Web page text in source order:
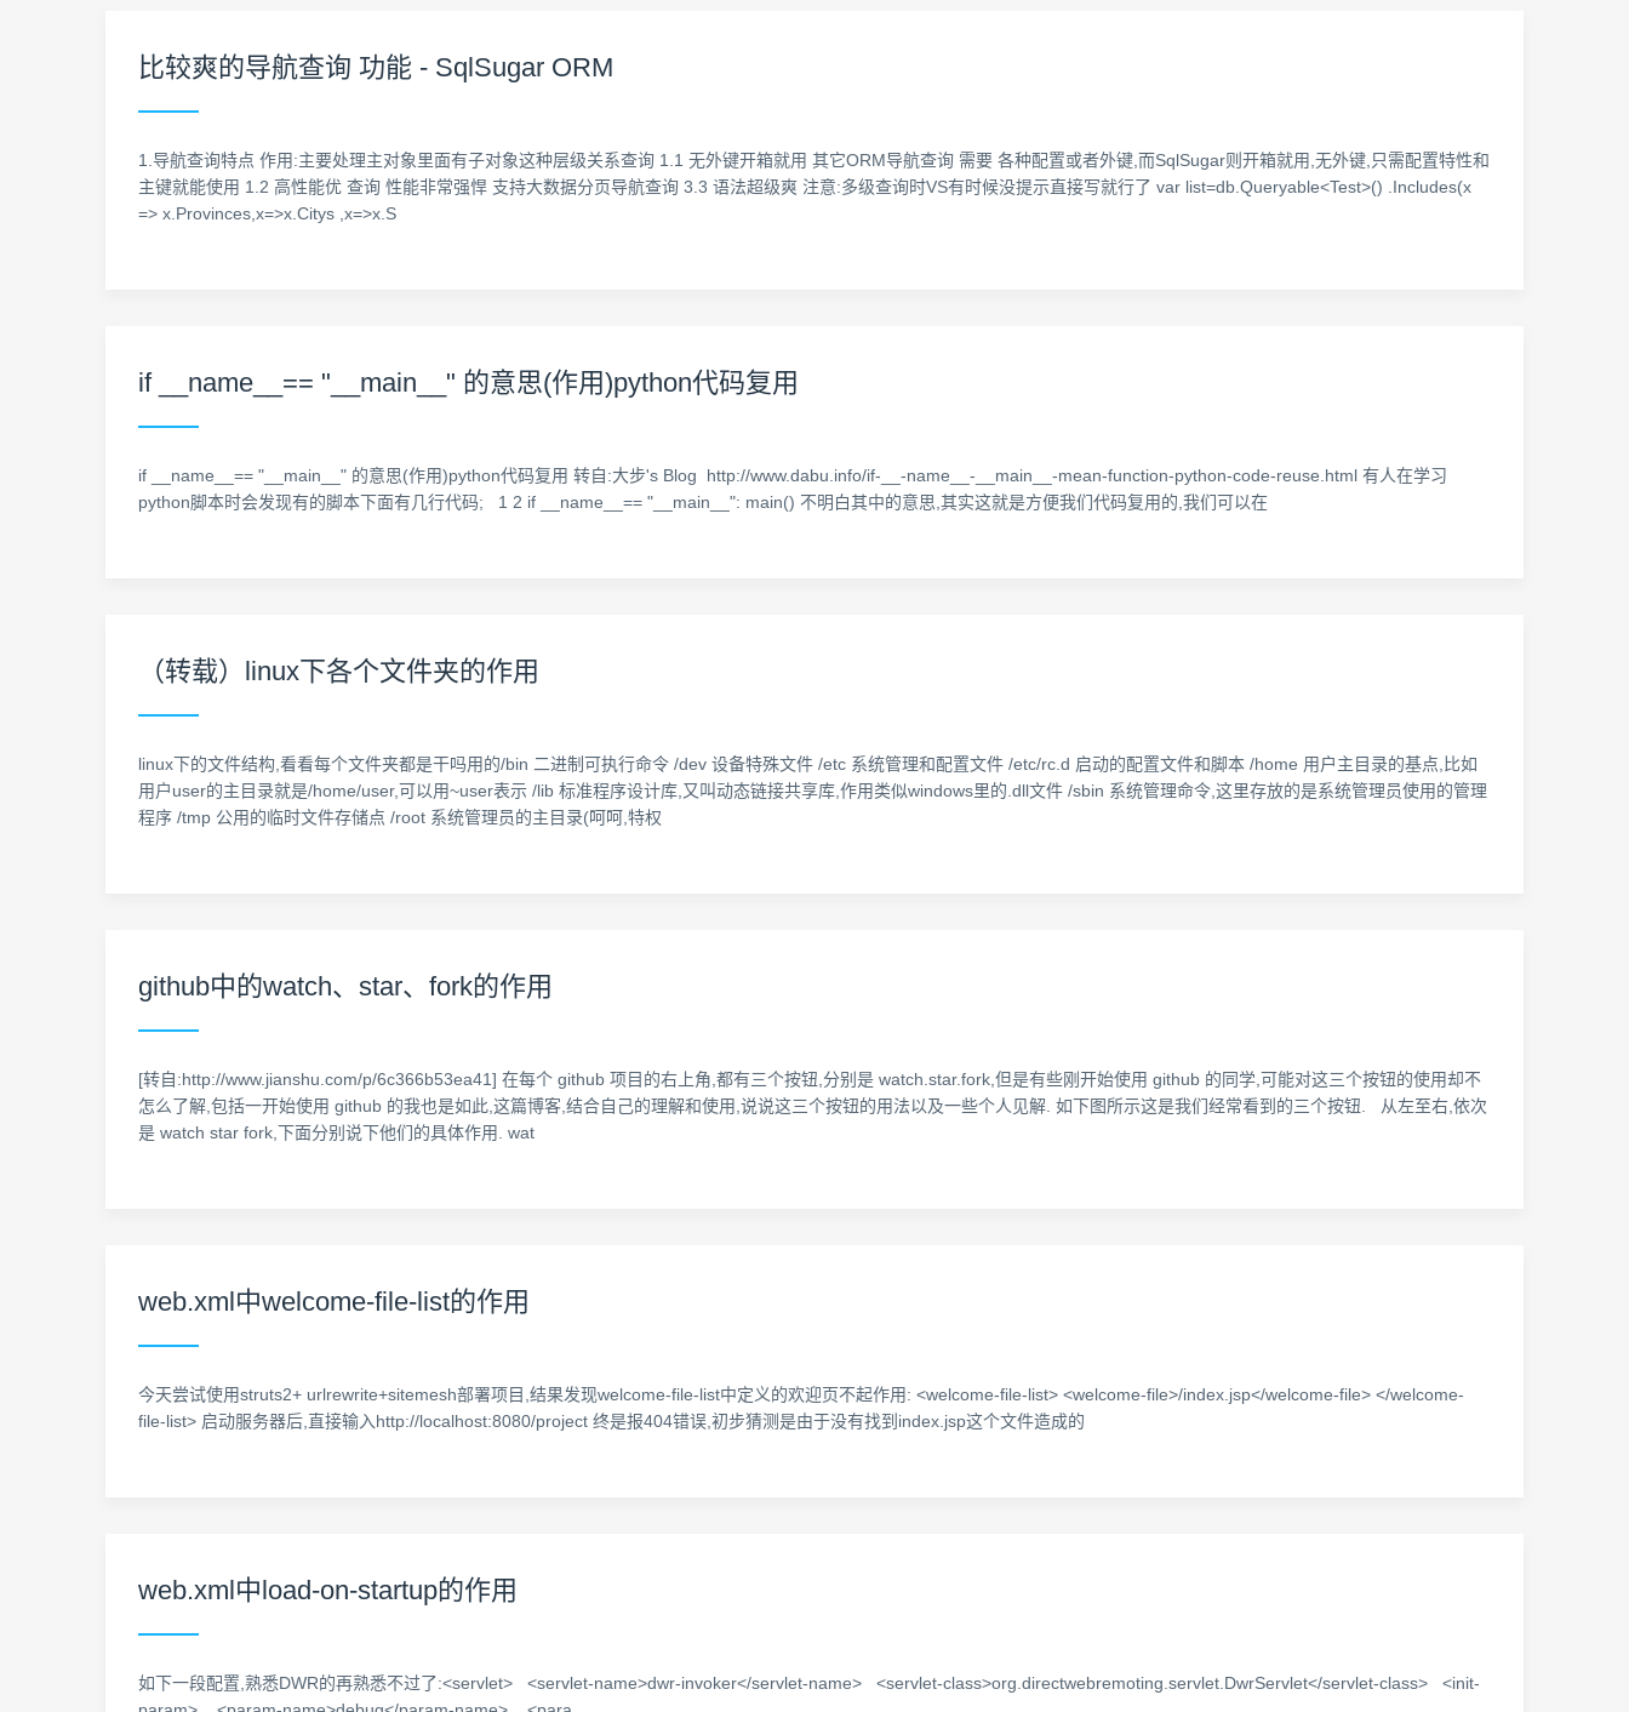
比较爽的导航查询 功能 - SqlSugar ORM
1.导航查询特点 作用:主要处理主对象里面有子对象这种层级关系查询 1.1 无外键开箱就用 其它ORM导航查询 需要 各种配置或者外键,而SqlSugar则开箱就用,无外键,只需配置特性和
主键就能使用 1.2 高性能优 查询 性能非常强悍 支持大数据分页导航查询 3.3 语法超级爽 注意:多级查询时VS有时候没提示直接写就行了 var list=db.Queryable<Test>() .Includes(x
=> x.Provinces,x=>x.Citys ,x=>x.S
if __name__== "__main__" 的意思(作用)python代码复用
if __name__== "__main__" 的意思(作用)python代码复用 转自:大步's Blog http://www.dabu.info/if-__-name__-__main__-mean-function-python-code-reuse.html 有人在学习
python脚本时会发现有的脚本下面有几行代码; 1 2 if __name__== "__main__": main() 不明白其中的意思,其实这就是方便我们代码复用的,我们可以在
（转载）linux下各个文件夹的作用
linux下的文件结构,看看每个文件夹都是干吗用的/bin 二进制可执行命令 /dev 设备特殊文件 /etc 系统管理和配置文件 /etc/rc.d 启动的配置文件和脚本 /home 用户主目录的基点,比如
用户user的主目录就是/home/user,可以用~user表示 /lib 标准程序设计库,又叫动态链接共享库,作用类似windows里的.dll文件 /sbin 系统管理命令,这里存放的是系统管理员使用的管理
程序 /tmp 公用的临时文件存储点 /root 系统管理员的主目录(呵呵,特权
github中的watch、star、fork的作用
[转自:http://www.jianshu.com/p/6c366b53ea41] 在每个 github 项目的右上角,都有三个按钮,分别是 watch.star.fork,但是有些刚开始使用 github 的同学,可能对这三个按钮的使用却不
怎么了解,包括一开始使用 github 的我也是如此,这篇博客,结合自己的理解和使用,说说这三个按钮的用法以及一些个人见解. 如下图所示这是我们经常看到的三个按钮. 从左至右,依次
是 watch star fork,下面分别说下他们的具体作用. wat
web.xml中welcome-file-list的作用
今天尝试使用struts2+ urlrewrite+sitemesh部署项目,结果发现welcome-file-list中定义的欢迎页不起作用: <welcome-file-list> <welcome-file>/index.jsp</welcome-file> </welcome-
file-list> 启动服务器后,直接输入http://localhost:8080/project 终是报404错误,初步猜测是由于没有找到index.jsp这个文件造成的
web.xml中load-on-startup的作用
如下一段配置,熟悉DWR的再熟悉不过了:<servlet> <servlet-name>dwr-invoker</servlet-name> <servlet-class>org.directwebremoting.servlet.DwrServlet</servlet-class> <init-